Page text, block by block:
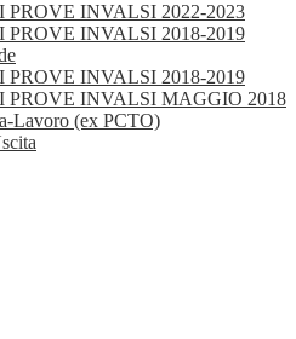
PROVE INVALSI 2022-2023
PROVE INVALSI 2018-2019
PROVE INVALSI 2018-2019
PROVE INVALSI MAGGIO 2018
Lavoro (ex PCTO)